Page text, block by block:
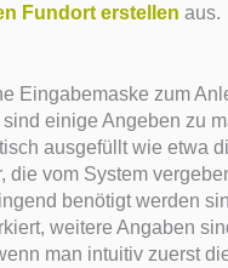
Fundort erstellen aus.
Eingabemaske zum
sind einige Angeben zu
ausgefüllt wie etwa
die vom System
benötigt werden
weitere Angaben
man intuitiv zuerst